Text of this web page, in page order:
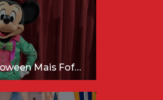
A Festa de Halloween Mais Fofa da Disney Está Chegando!